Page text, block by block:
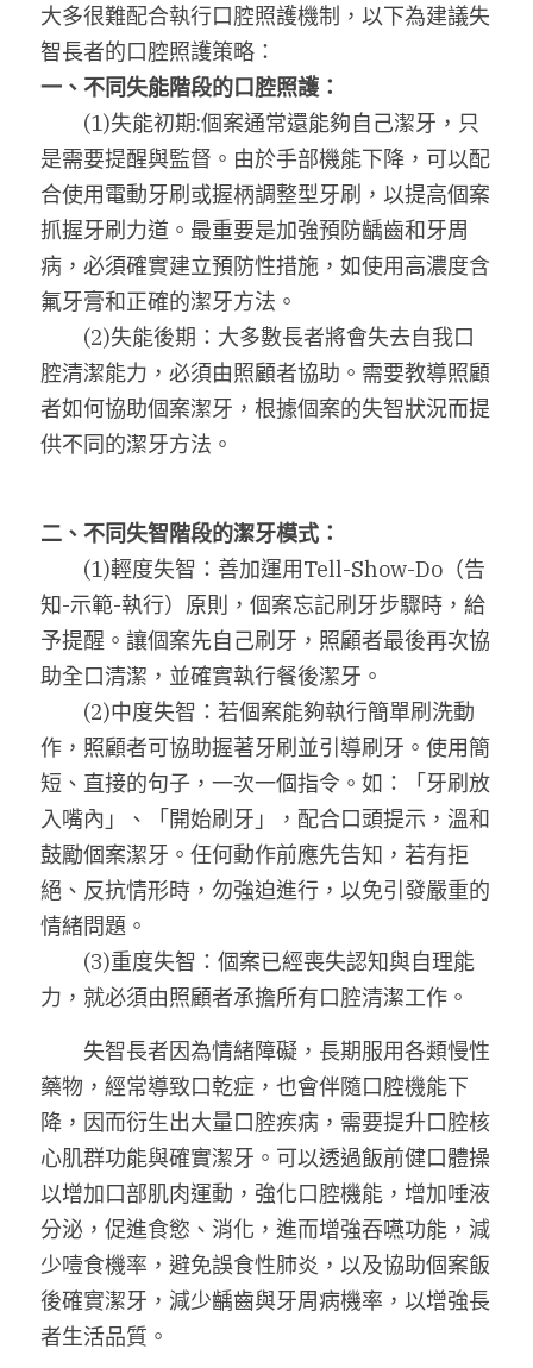
大多很難配合執行口腔照護機制，以下為建議失
智長者的口腔照護策略：
一、不同失能階段的口腔照護：
(1)失能初期:個案通常還能夠自己潔牙，只
是需要提醒與監督。由於手部機能下降，可以配
合使用電動牙刷或握柄調整型牙刷，以提高個案
抓握牙刷力道。最重要是加強預防齲齒和牙周
病，必須確實建立預防性措施，如使用高濃度含
氟牙膏和正確的潔牙方法。
(2)失能後期：大多數長者將會失去自我口
腔清潔能力，必須由照顧者協助。需要教導照顧
者如何協助個案潔牙，根據個案的失智狀況而提
供不同的潔牙方法。
二、不同失智階段的潔牙模式：
(1)輕度失智：善加運用Tell-Show-Do（告
知-示範-執行）原則，個案忘記刷牙步驟時，給
予提醒。讓個案先自己刷牙，照顧者最後再次協
助全口清潔，並確實執行餐後潔牙。
(2)中度失智：若個案能夠執行簡單刷洗動
作，照顧者可協助握著牙刷並引導刷牙。使用簡
短、直接的句子，一次一個指令。如：「牙刷放
入嘴內」、「開始刷牙」，配合口頭提示，溫和
鼓勵個案潔牙。任何動作前應先告知，若有拒
絕、反抗情形時，勿強迫進行，以免引發嚴重的
情緒問題。
(3)重度失智：個案已經喪失認知與自理能
力，就必須由照顧者承擔所有口腔清潔工作。
失智長者因為情緒障礙，長期服用各類慢性
藥物，經常導致口乾症，也會伴隨口腔機能下
降，因而衍生出大量口腔疾病，需要提升口腔核
心肌群功能與確實潔牙。可以透過飯前健口體操
以增加口部肌肉運動，強化口腔機能，增加唾液
分泌，促進食慾、消化，進而增強吞嚥功能，減
少噎食機率，避免誤食性肺炎，以及協助個案飯
後確實潔牙，減少齲齒與牙周病機率，以增強長
者生活品質。